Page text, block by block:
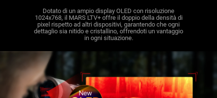
Dotato di un ampio display OLED con risoluzione
1024x768, il MARS LTV+ offre il doppio della densità di
pixel rispetto ad altri dispositivi, garantendo che ogni
dettaglio sia nitido e cristallino, offrendoti un vantaggio
in ogni situazione.